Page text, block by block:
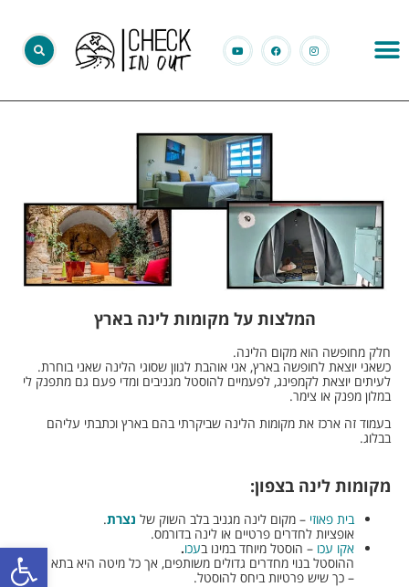
פתח
המלצות על מקומות לינה בארץ
חלק מחופשה הוא מקום הלינה.
כשאני יוצאת לחופשה בארץ, אני אוהבת לגוון שסוגי הלינה שאני בוחרת.
לעיתים יוצאת לקמפינג, לפעמיים להוסטל מגניבים ומדי פעם גם מתפנק לי
במלון מפנק או צימר.
בעמוד זה ארכז את מקומות הלינה שביקרתי בהם בארץ וכתבתי עליהם
בבלוג.
מקומות לינה בצפון:
בית פאוזי – מקום לינה מגניב בלב השוק של נצרת.
אופציות לחדרים פרטיים או לינה בדורמס.
אקו עכו – הוסטל מיוחד במינו בעכו.
ההוסטל בנוי מחדרים גדולים משותפים, אך כל מיטה היא בתא פרטי
– כך שיש פרטיות ביחס להוסטל.